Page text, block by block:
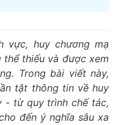
vực, huy chương mạ
thiếu và được xem
Trong bài viết này,
tật thông tin về huy
- từ quy trình chế tác,
đến ý nghĩa sâu xa